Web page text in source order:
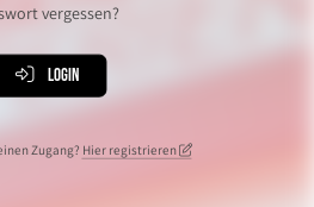
vergessen?
Login
Zugang? Hier registrieren